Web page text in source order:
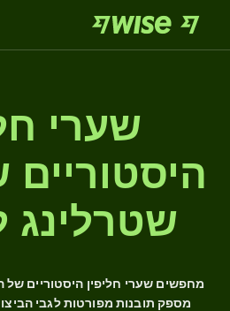
שערי
שטרלינג
מספק תובנות מפורטות לגבי